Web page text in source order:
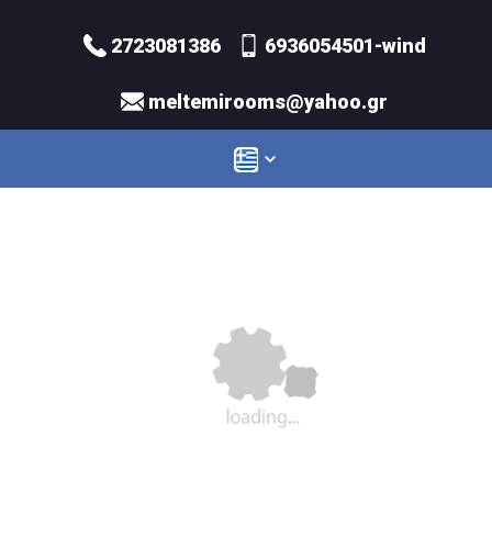
2723081386 6936054501-wind
meltemirooms@yahoo.gr